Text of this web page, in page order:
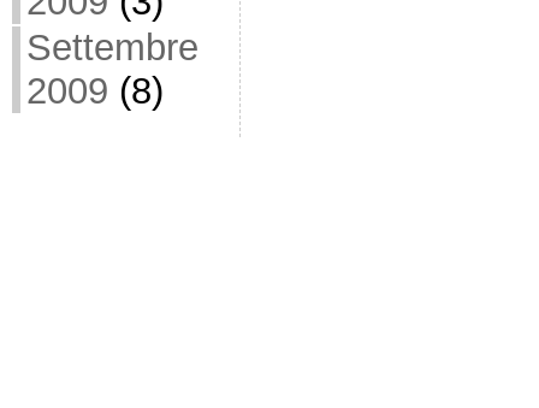
Settembre
2009 (8)